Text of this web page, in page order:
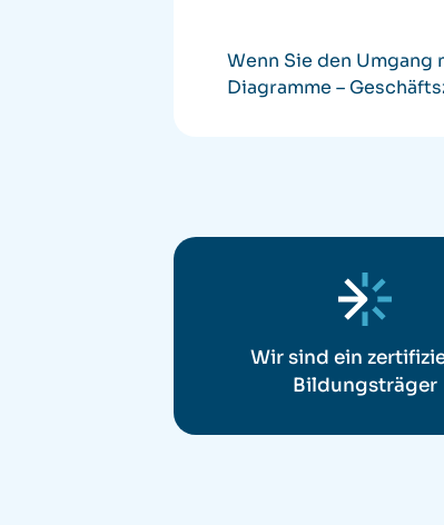
Wenn Sie den Umgang
Diagramme –
Wir sind ein
Bildungsträger